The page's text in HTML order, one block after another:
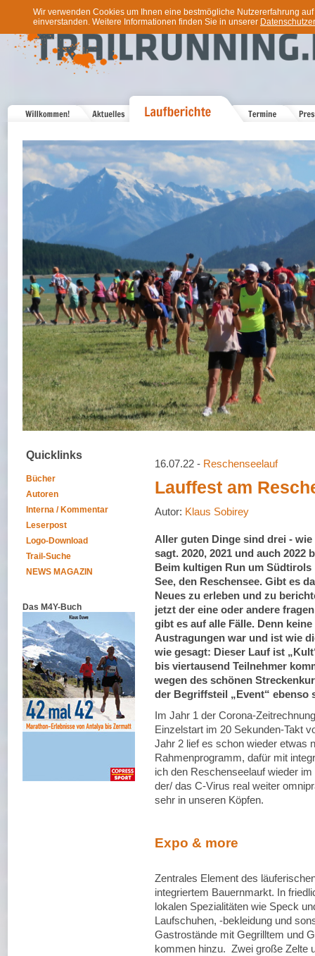
Wir verwenden Cookies um Ihnen eine bestmögliche Nutzererfahrung
einverstanden. Weitere Informationen finden Sie in unserer
Quicklinks
Bücher
Autoren
Interna / Kommentar
Leserpost
Logo-Download
Trail-Suche
NEWS MAGAZIN
Das M4Y-Buch
16.07.22 - Reschenseelauf
Lauffest am
Autor: Klaus Sobirey
Aller guten Dinge sind drei -
sagt. 2020, 2021 und auch 2022
Beim kultigen Run um Südtirols
See, den Reschensee. Gibt es
Neues zu erleben und zu
jetzt der eine oder andere
gibt es auf alle Fälle. Denn
Austragungen war und ist wie
wie gesagt: Dieser Lauf ist
bis viertausend Teilnehmer
wegen des schönen
der Begriffsteil „Event“ ebenso
Im Jahr 1 der Corona-
Einzelstart im 20 Sekunden-Takt
Jahr 2 lief es schon wieder etwas
Rahmenprogramm, dafür mit
ich den Reschenseelauf wieder
der/ das C-Virus real weiter
sehr in unseren Köpfen.
Expo & more
Zentrales Element des
integriertem Bauernmarkt. In
lokalen Spezialitäten wie Speck
Laufschuhen, -bekleidung und
Gastrostände mit Gegrilltem und
kommen hinzu. Zwei große Zelte